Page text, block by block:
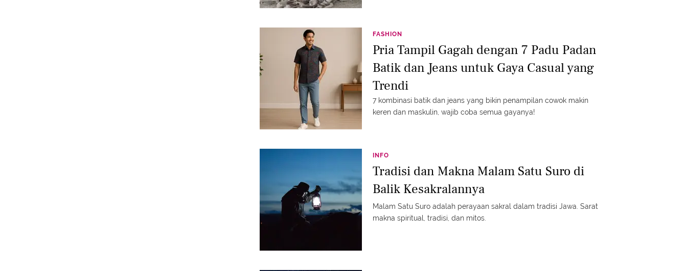
FASHION
Pria Tampil Gagah dengan 7 Padu Padan
Batik dan Jeans untuk Gaya Casual yang
Trendi
7 kombinasi batik dan jeans yang bikin penampilan cowok makin
keren dan maskulin, wajib coba semua gayanya!
INFO
Tradisi dan Makna Malam Satu Suro di
Balik Kesakralannya
Malam Satu Suro adalah perayaan sakral dalam tradisi Jawa. Sarat
makna spiritual, tradisi, dan mitos.